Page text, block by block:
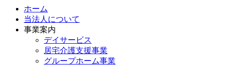
ホーム
当法人について
事業案内
デイサービス
居宅介護支援事業
グループホーム事業